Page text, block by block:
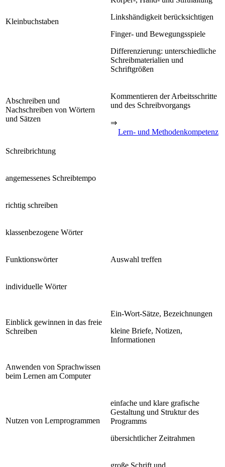
Kleinbuchstaben
Linkshändigkeit berücksichtigen
Finger- und Bewegungsspiele
Differenzierung: unterschiedliche
Schreibmaterialien und
Schriftgrößen
Abschreiben und
Nachschreiben von Wörtern
und Sätzen
Kommentieren der Arbeitsschritte
und des Schreibvorgangs
⇒
Lern- und Methodenkompetenz
Schreibrichtung
angemessenes Schreibtempo
richtig schreiben
klassenbezogene Wörter
Funktionswörter Auswahl treffen
individuelle Wörter
Einblick gewinnen in das freie
Schreiben
Ein-Wort-Sätze, Bezeichnungen
kleine Briefe, Notizen,
Informationen
Anwenden von Sprachwissen
beim Lernen am Computer
Nutzen von Lernprogrammen
einfache und klare grafische
Gestaltung und Struktur des
Programms
übersichtlicher Zeitrahmen
große Schrift und